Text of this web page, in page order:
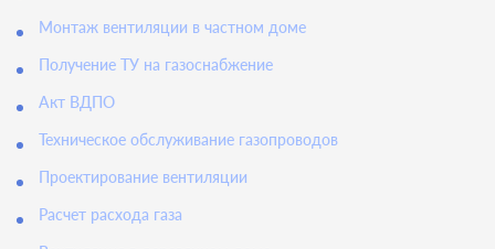
Монтаж вентиляции в частном доме
Получение ТУ на газоснабжение
Акт ВДПО
Техническое обслуживание газопроводов
Проектирование вентиляции
Расчет расхода газа